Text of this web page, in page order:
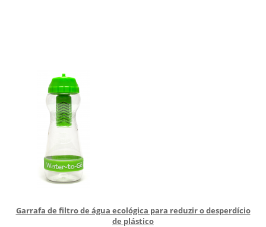
Garrafa de filtro de água ecológica para reduzir o desperdício
de plástico